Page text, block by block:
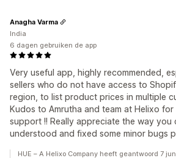
Very useful app, highly recommended,
sellers who do not have access to
region, to list product prices in multiple
Kudos to Amrutha and team at Helixo
support !! Really appreciate the way you
understood and fixed some minor bugs
Anagha Varma
India
6 dagen gebruiken de app
HUE – A Helixo Company heeft geantwoord 7